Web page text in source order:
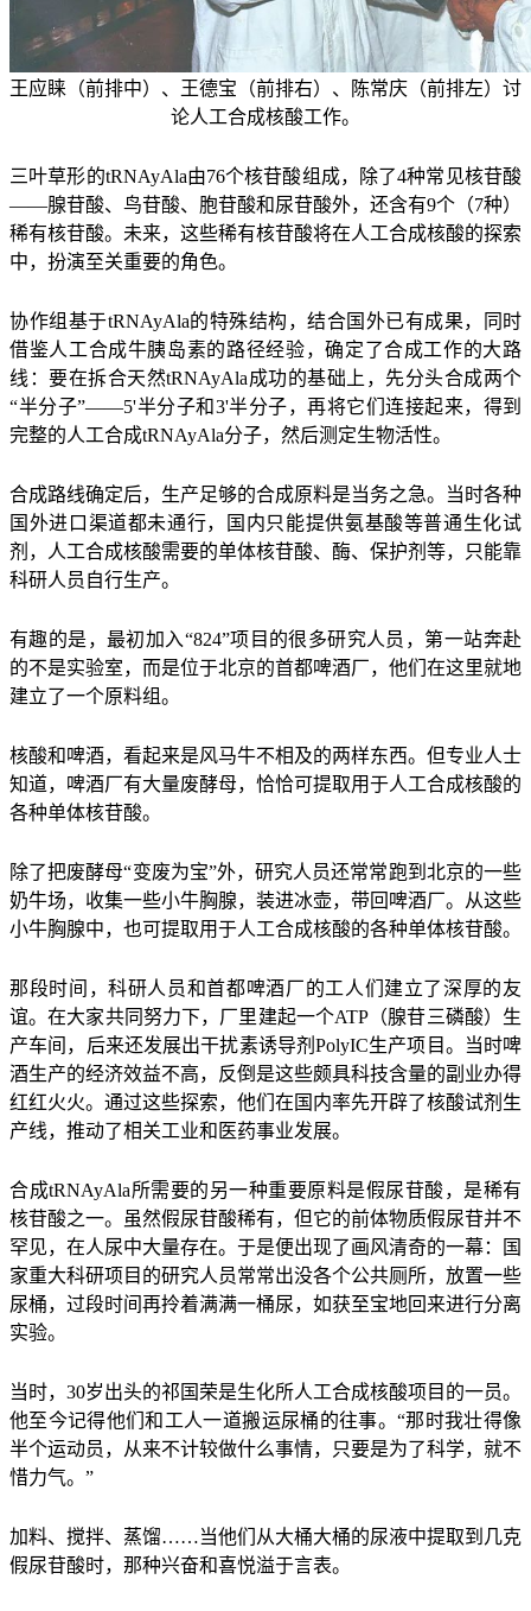
王应睐（前排中）、王德宝（前排右）、陈常庆（前排左）讨
论人工合成核酸工作。
三叶草形的tRNAyAla由76个核苷酸组成，除了4种常见核苷酸
——腺苷酸、鸟苷酸、胞苷酸和尿苷酸外，还含有9个（7种）
稀有核苷酸。未来，这些稀有核苷酸将在人工合成核酸的探索
中，扮演至关重要的角色。
协作组基于tRNAyAla的特殊结构，结合国外已有成果，同时
借鉴人工合成牛胰岛素的路径经验，确定了合成工作的大路
线：要在拆合天然tRNAyAla成功的基础上，先分头合成两个
“半分子”——5'半分子和3'半分子，再将它们连接起来，得到
完整的人工合成tRNAyAla分子，然后测定生物活性。
合成路线确定后，生产足够的合成原料是当务之急。当时各种
国外进口渠道都未通行，国内只能提供氨基酸等普通生化试
剂，人工合成核酸需要的单体核苷酸、酶、保护剂等，只能靠
科研人员自行生产。
有趣的是，最初加入“824”项目的很多研究人员，第一站奔赴
的不是实验室，而是位于北京的首都啤酒厂，他们在这里就地
建立了一个原料组。
核酸和啤酒，看起来是风马牛不相及的两样东西。但专业人士
知道，啤酒厂有大量废酵母，恰恰可提取用于人工合成核酸的
各种单体核苷酸。
除了把废酵母“变废为宝”外，研究人员还常常跑到北京的一些
奶牛场，收集一些小牛胸腺，装进冰壶，带回啤酒厂。从这些
小牛胸腺中，也可提取用于人工合成核酸的各种单体核苷酸。
那段时间，科研人员和首都啤酒厂的工人们建立了深厚的友
谊。在大家共同努力下，厂里建起一个ATP（腺苷三磷酸）生
产车间，后来还发展出干扰素诱导剂PolyIC生产项目。当时啤
酒生产的经济效益不高，反倒是这些颇具科技含量的副业办得
红红火火。通过这些探索，他们在国内率先开辟了核酸试剂生
产线，推动了相关工业和医药事业发展。
合成tRNAyAla所需要的另一种重要原料是假尿苷酸，是稀有
核苷酸之一。虽然假尿苷酸稀有，但它的前体物质假尿苷并不
罕见，在人尿中大量存在。于是便出现了画风清奇的一幕：国
家重大科研项目的研究人员常常出没各个公共厕所，放置一些
尿桶，过段时间再拎着满满一桶尿，如获至宝地回来进行分离
实验。
当时，30岁出头的祁国荣是生化所人工合成核酸项目的一员。
他至今记得他们和工人一道搬运尿桶的往事。“那时我壮得像
半个运动员，从来不计较做什么事情，只要是为了科学，就不
惜力气。”
加料、搅拌、蒸馏……当他们从大桶大桶的尿液中提取到几克
假尿苷酸时，那种兴奋和喜悦溢于言表。